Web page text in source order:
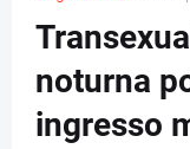
noturna
ingresso